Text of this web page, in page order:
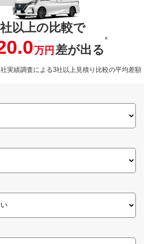
以上の比較で
万円 差が出る
※
実績調査による3社以上見積り比較の平均差額